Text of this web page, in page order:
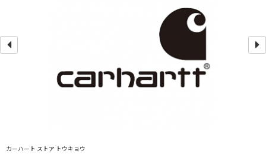
カーハート ストア トウキョウ